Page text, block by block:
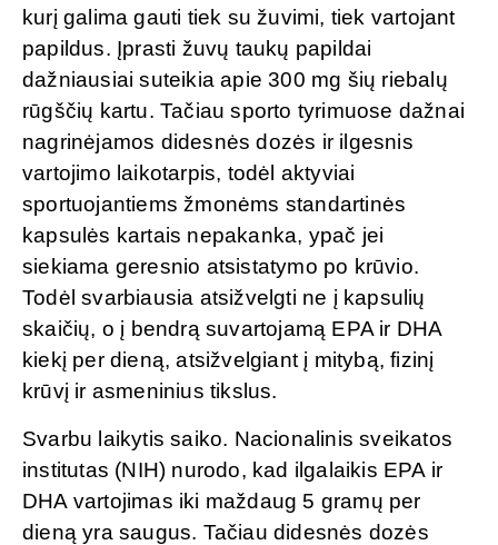
kurį galima gauti tiek su žuvimi, tiek vartojant
papildus. Įprasti žuvų taukų papildai
dažniausiai suteikia apie 300 mg šių riebalų
rūgščių kartu. Tačiau sporto tyrimuose dažnai
nagrinėjamos didesnės dozės ir ilgesnis
vartojimo laikotarpis, todėl aktyviai
sportuojantiems žmonėms standartinės
kapsulės kartais nepakanka, ypač jei
siekiama geresnio atsistatymo po krūvio.
Todėl svarbiausia atsižvelgti ne į kapsulių
skaičių, o į bendrą suvartojamą EPA ir DHA
kiekį per dieną, atsižvelgiant į mitybą, fizinį
krūvį ir asmeninius tikslus.
Svarbu laikytis saiko. Nacionalinis sveikatos
institutas (NIH) nurodo, kad ilgalaikis EPA ir
DHA vartojimas iki maždaug 5 gramų per
dieną yra saugus. Tačiau didesnės dozės